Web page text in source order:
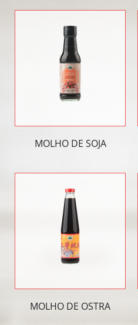
MOLHO DE SOJA
MOLHO DE OSTRA